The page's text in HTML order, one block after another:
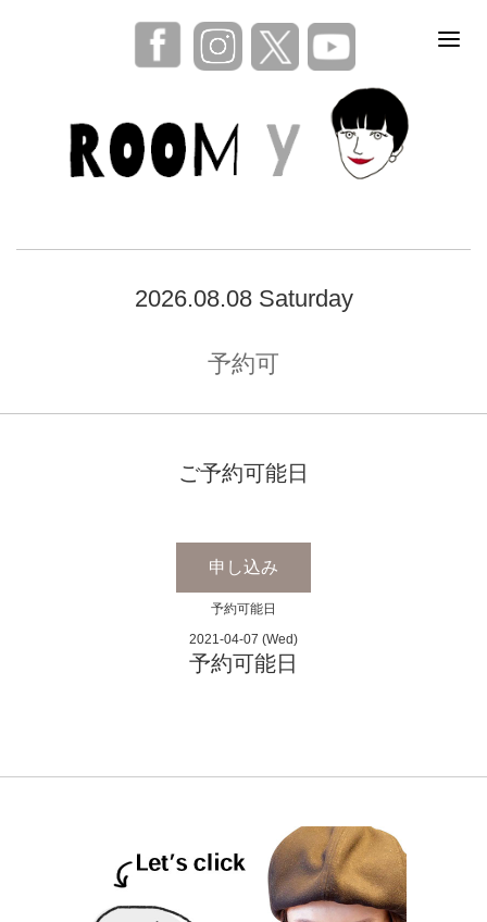
2026.08.08 Saturday
予約可
ご予約可能日
申し込み
予約可能日
2021-04-07 (Wed)
予約可能日